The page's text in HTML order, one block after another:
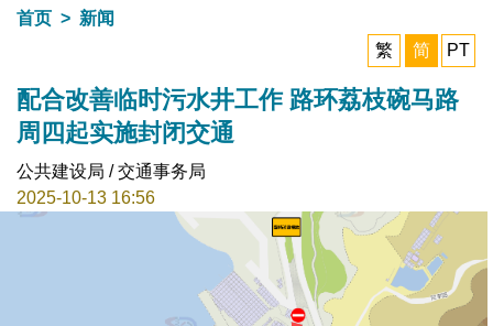
首页
新闻
繁
简 PT
配合改善临时污水井工作 路环荔枝碗马路
周四起实施封闭交通
公共建设局 / 交通事务局
2025-10-13 16:56